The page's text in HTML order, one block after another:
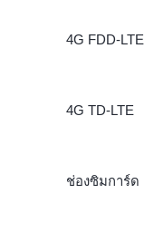
4G FDD-LTE
4G TD-LTE
ช่องซิมการ์ด